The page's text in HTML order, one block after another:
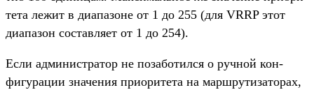
тета лежит в диапа­зоне от 1 до 255 (для VRRP этот
диапа­зон сос­тавля­ет от 1 до 254).
Ес­ли адми­нис­тра­тор не позабо­тил­ся о руч­ной кон­
фигура­ции зна­чения при­ори­тета на мар­шру­тиза­торах,